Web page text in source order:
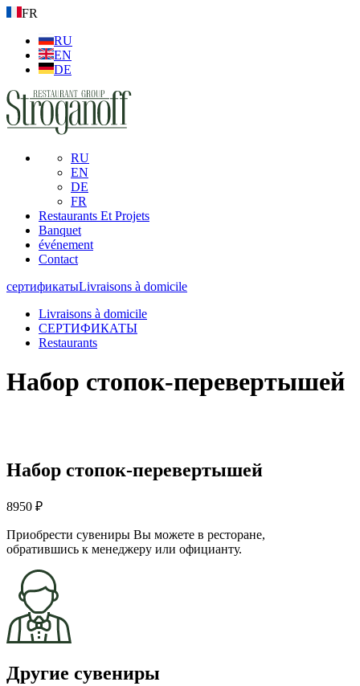
FR
RU
EN
DE
RU
EN
DE
FR
Restaurants Et Projets
Banquet
événement
Contact
сертификатыLivraisons à domicile
Livraisons à domicile
СЕРТИФИКАТЫ
Restaurants
Набор стопок-перевертышей
Набор стопок-перевертышей
8950 ₽
Приобрести сувениры Вы можете в ресторане,
обратившись к менеджеру или официанту.
Другие сувениры